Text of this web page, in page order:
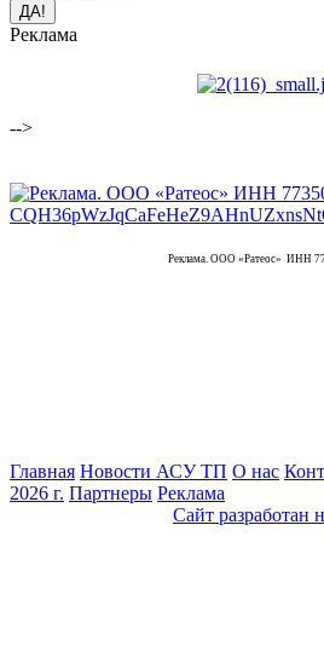
Реклама
-->
Реклама. ООО «Ратеос» ИНН
Главная Новости АСУ ТП О нас
2026 г. Партнеры Реклама
Сайт разработан